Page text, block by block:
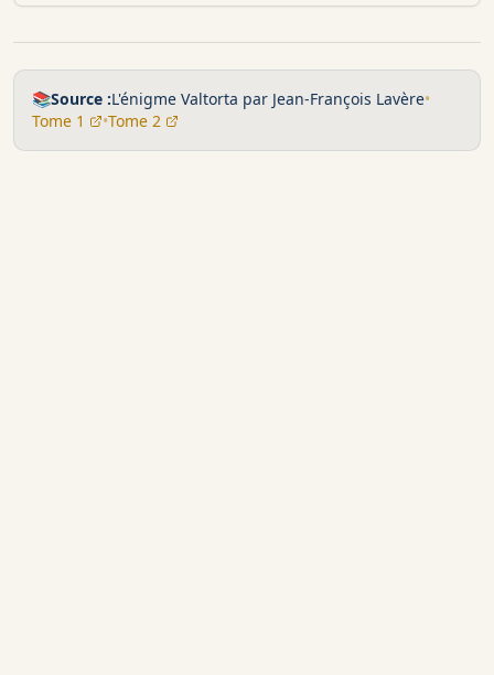
📚Source :L'énigme Valtorta par Jean-François Lavère•
Tome 1
•Tome 2